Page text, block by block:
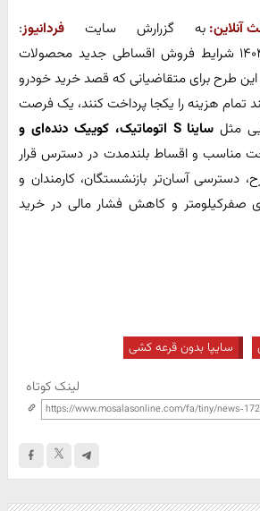
آنلاین: به گزرارش سایت فردانیوز:
در مهر ۱۴۰۴ شرایط فروش اقساطی جدید محصولات
این طرح برای متقاضیانی که قصد خرید خودرو
تمام هزینه را یکجا پرداخت کنند، یک فرصت
مثل
ساینا S اتوماتیک، کوییک دنده‌ای و
مناسب و اقساط بلندمدت در دسترس قرار
دسترسی آسان‌تر بازنشستگان، کارمندان و
صفرکیلومتر و کاهش فشار مالی در خرید
سایپا بدون قرعه کشی
لینک کوتاه